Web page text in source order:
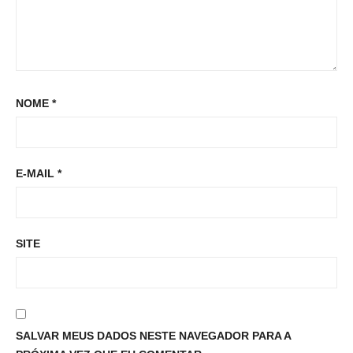
NOME *
E-MAIL *
SITE
SALVAR MEUS DADOS NESTE NAVEGADOR PARA A